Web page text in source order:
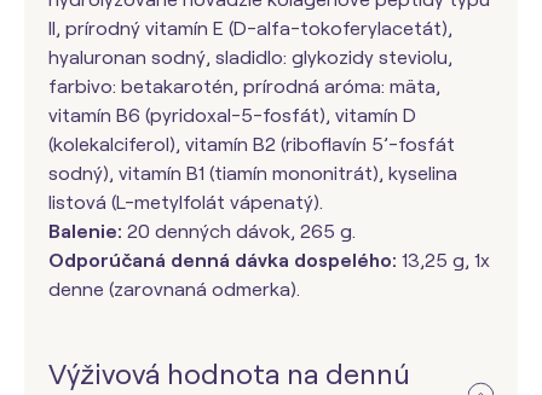
II, prírodný vitamín E (D-alfa-tokoferylacetát),
hyaluronan sodný, sladidlo: glykozidy steviolu,
farbivo: betakarotén, prírodná aróma: mäta,
vitamín B6 (pyridoxal-5-fosfát), vitamín D
(kolekalciferol), vitamín B2 (riboflavín 5’-fosfát
sodný), vitamín B1 (tiamín mononitrát), kyselina
listová (L-metylfolát vápenatý).
Balenie: 20 denných dávok, 265 g.
Odporúčaná denná dávka dospelého: 13,25 g, 1x
denne (zarovnaná odmerka).
Výživová hodnota na dennú